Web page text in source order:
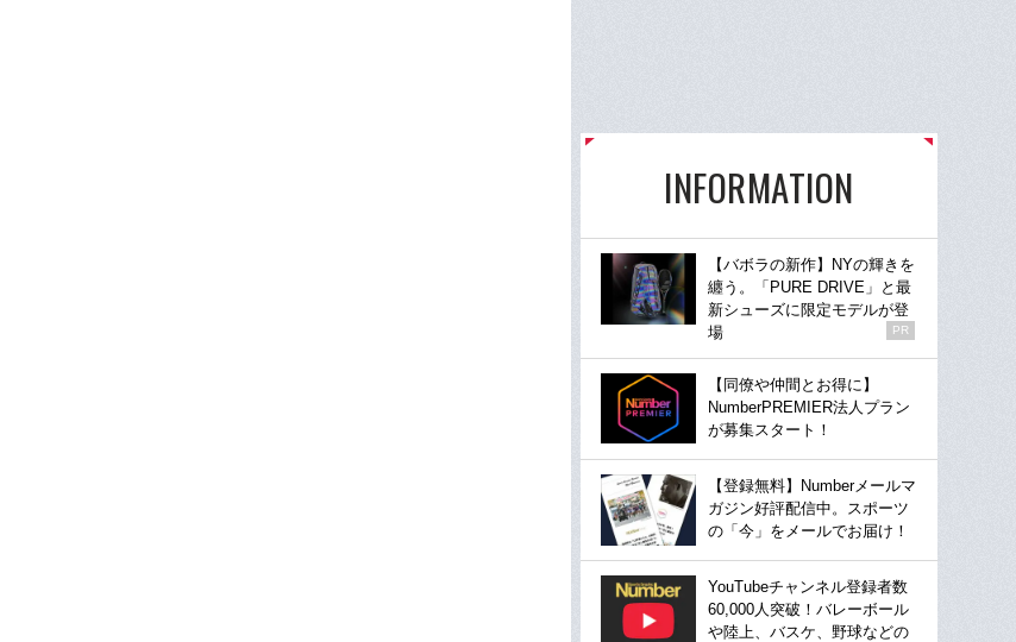
INFORMATION
【バボラの新作】NYの輝きを
纏う。「PURE DRIVE」と最
新シューズに限定モデルが登
場
PR
【同僚や仲間とお得に】
NumberPREMIER法人プラン
が募集スタート！
【登録無料】Numberメールマ
ガジン好評配信中。スポーツ
の「今」をメールでお届け！
YouTubeチャンネル登録者数
60,000人突破！バレーボール
や陸上、バスケ、野球などの